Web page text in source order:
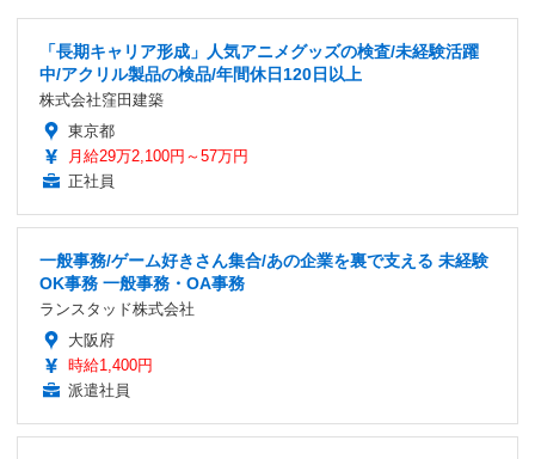
「長期キャリア形成」人気アニメグッズの検査/未経験活躍
中/アクリル製品の検品/年間休日120日以上
株式会社窪田建築
東京都
月給29万2,100円～57万円
正社員
一般事務/ゲーム好きさん集合/あの企業を裏で支える 未経験
OK事務 一般事務・OA事務
ランスタッド株式会社
大阪府
時給1,400円
派遣社員